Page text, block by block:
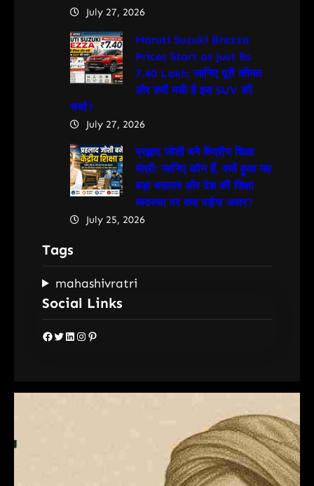
July 27, 2026
Maruti Suzuki Brezza
Prices Start at Just Rs
7.40 Lakh: जानिए पूरी कीमत
और क्यों मची है इस SUV की
चर्चा?
July 27, 2026
प्रह्लाद जोशी बने केंद्रीय शिक्षा
मंत्री: जानिए कौन हैं, क्यों हुआ यह
बड़ा बदलाव और देश की शिक्षा
व्यवस्था पर क्या पड़ेगा असर?
July 25, 2026
Tags
mahashivratri
Social Links
Facebook Twitter LinkedIn Instagram Pinterest